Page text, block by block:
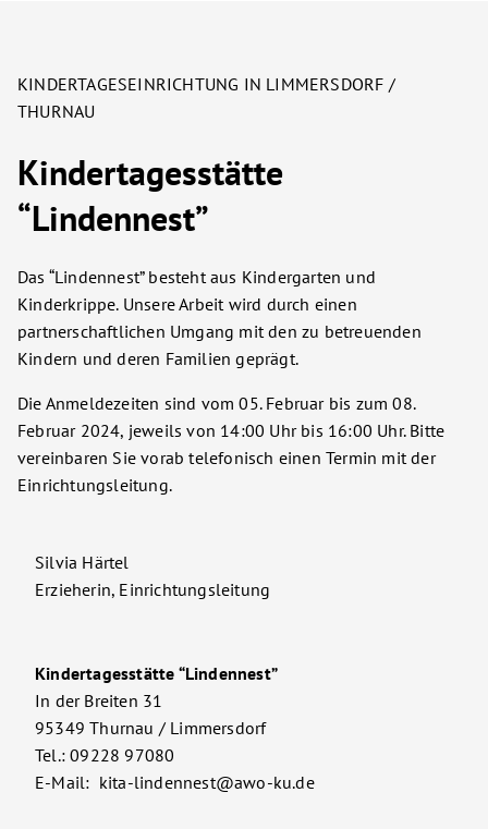
KINDERTAGESEINRICHTUNG IN LIMMERSDORF /
THURNAU
Kindertagesstätte
“Lindennest”
Das “Lindennest” besteht aus Kindergarten und
Kinderkrippe. Unsere Arbeit wird durch einen
partnerschaftlichen Umgang mit den zu betreuenden
Kindern und deren Familien geprägt.
Die Anmeldezeiten sind vom 05. Februar bis zum 08.
Februar 2024, jeweils von 14:00 Uhr bis 16:00 Uhr. Bitte
vereinbaren Sie vorab telefonisch einen Termin mit der
Einrichtungsleitung.
Silvia Härtel
Erzieherin, Einrichtungsleitung
Kindertagesstätte “Lindennest”
In der Breiten 31
95349 Thurnau / Limmersdorf
Tel.: 09228 97080
E-Mail: kita-lindennest@awo-ku.de